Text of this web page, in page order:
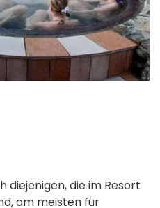
diejenigen, die im Resort
am meisten für